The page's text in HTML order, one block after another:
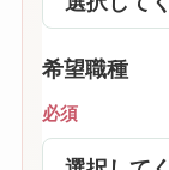
希望職種
必須